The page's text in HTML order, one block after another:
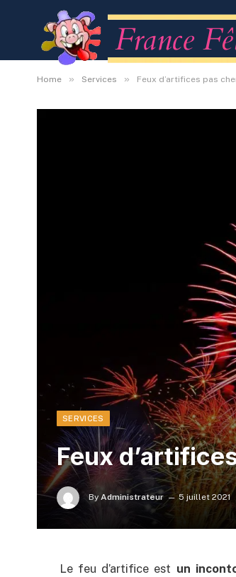
Home » Services » Feux d’artifices pas
SERVICES
Feux
By Administrateur 5 juillet 2021
Le feu d’artifice est un